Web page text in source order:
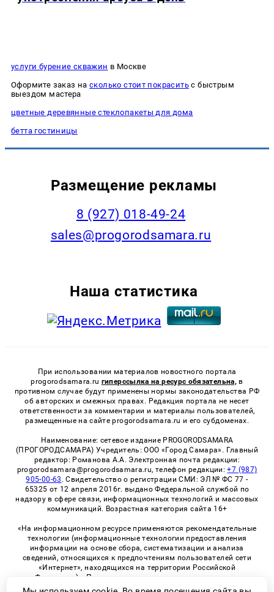
услуги бурение скважин в Москве
Оформите заказ насколько стоит покрасить с быстрым
выездом мастера
цветные деревянные стеклопакеты для дома
бетта гостиницы
Размещение рекламы
8 (927) 018-49-24
sales@progorodsamara.ru
Наша статистика
При использовании материалов новостного портала
progorodsamara.ru гиперссылка на ресурс обязательна, в
противном случае будут применены нормы законодательства РФ
об авторских и смежных правах. Редакция портала не несет
ответственности за комментарии и материалы пользователей,
размещенные на сайте progorodsamara.ru и его субдоменах.
Наименование: сетевое издание PROGORODSAMARA
(ПРОГОРОДСАМАРА) Учредитель: ООО «Город Самара». Главный
редактор: Романова А.А. Электронная почта редакции:
progorodsamara@progorodsamara.ru, телефон редакции:+7 (987)
905-00-63 . Свидетельство о регистрации СМИ: ЭЛ № ФС 77 -
65325 от 12 апреля 2016г. выдано Федеральной службой по
надзору в сфере связи, информационных технологий и массовых
коммуникаций. Возрастная категория сайта 16+
«На информационном ресурсе применяются рекомендательные
технологии (информационные технологии предоставления
информации на основе сбора, систематизации и анализа
сведений, относящихся к предпочтениям пользователей сети
«Интернет», находящихся на территории Российской
Федерации)». Правила применения рекомендательных
технологий в виджетах рекламно-обменной сети
«СМИ2» (PDF)